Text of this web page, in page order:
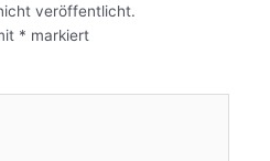
veröffentlicht.
* markiert